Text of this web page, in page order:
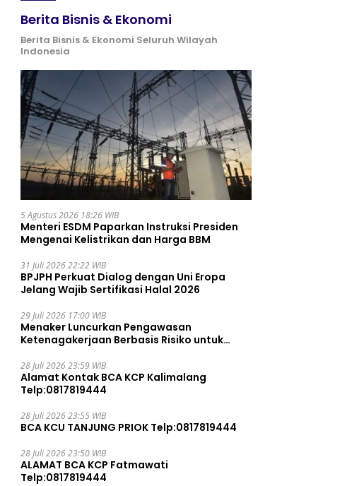
Berita Bisnis & Ekonomi
Berita Bisnis & Ekonomi Seluruh Wilayah
Indonesia
5 Agustus 2026 18:26 WIB
Menteri ESDM Paparkan Instruksi Presiden
Mengenai Kelistrikan dan Harga BBM
31 Juli 2026 22:22 WIB
BPJPH Perkuat Dialog dengan Uni Eropa
Jelang Wajib Sertifikasi Halal 2026
29 Juli 2026 17:00 WIB
Menaker Luncurkan Pengawasan
Ketenagakerjaan Berbasis Risiko untuk
28 Juli 2026 23:59 WIB
Alamat Kontak BCA KCP Kalimalang
Telp:0817819444
28 Juli 2026 23:55 WIB
BCA KCU TANJUNG PRIOK Telp:0817819444
28 Juli 2026 23:50 WIB
ALAMAT BCA KCP Fatmawati
Telp:0817819444